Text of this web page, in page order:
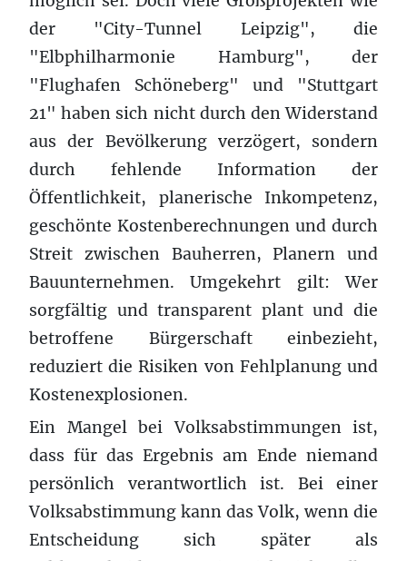
der "City-Tunnel Leipzig", die
"Elbphilharmonie Hamburg", der
"Flughafen Schöneberg" und "Stuttgart
21" haben sich nicht durch den Widerstand
aus der Bevölkerung verzögert, sondern
durch fehlende Information der
Öffentlichkeit, planerische Inkompetenz,
geschönte Kostenberechnungen und durch
Streit zwischen Bauherren, Planern und
Bauunternehmen. Umgekehrt gilt: Wer
sorgfältig und transparent plant und die
betroffene Bürgerschaft einbezieht,
reduziert die Risiken von Fehlplanung und
Kostenexplosionen.
Ein Mangel bei Volksabstimmungen ist,
dass für das Ergebnis am Ende niemand
persönlich verantwortlich ist. Bei einer
Volksabstimmung kann das Volk, wenn die
Entscheidung sich später als